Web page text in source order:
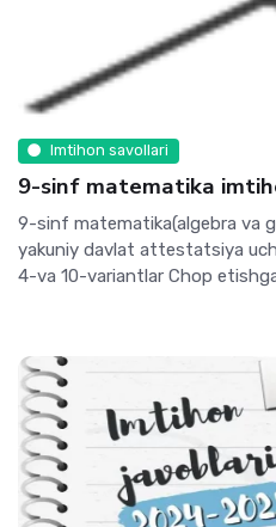
Imtihon savollari
9-sinf matematika
9-sinf matematika(algebra va
yakuniy davlat attestatsiya
4-va 10-variantlar Chop